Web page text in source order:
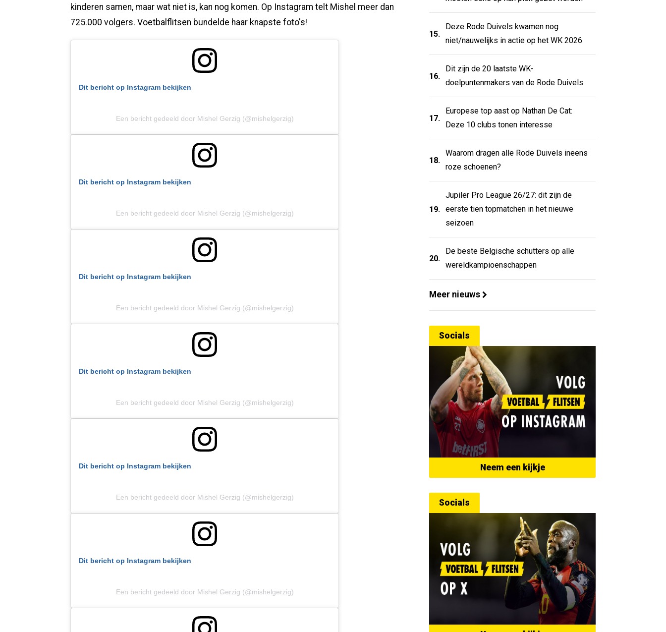
kinderen samen, maar wat niet is, kan nog komen. Op Instagram telt Mishel meer dan
725.000 volgers. Voetbalflitsen bundelde haar knapste foto's!
Dit bericht op Instagram bekijken
Een bericht gedeeld door Mishel Gerzig (@mishelgerzig)
Dit bericht op Instagram bekijken
Een bericht gedeeld door Mishel Gerzig (@mishelgerzig)
Dit bericht op Instagram bekijken
Een bericht gedeeld door Mishel Gerzig (@mishelgerzig)
Dit bericht op Instagram bekijken
Een bericht gedeeld door Mishel Gerzig (@mishelgerzig)
Dit bericht op Instagram bekijken
Een bericht gedeeld door Mishel Gerzig (@mishelgerzig)
Dit bericht op Instagram bekijken
Een bericht gedeeld door Mishel Gerzig (@mishelgerzig)
15.
Deze Rode Duivels kwamen nog
niet/nauwelijks in actie op het WK 2026
16.
Dit zijn de 20 laatste WK-
doelpuntenmakers van de Rode Duivels
17.
Europese top aast op Nathan De Cat:
Deze 10 clubs tonen interesse
18.
Waarom dragen alle Rode Duivels ineens
roze schoenen?
19.
Jupiler Pro League 26/27: dit zijn de
eerste tien topmatchen in het nieuwe
seizoen
20.
De beste Belgische schutters op alle
wereldkampioenschappen
Meer nieuws
Socials
Neem een kijkje
Socials